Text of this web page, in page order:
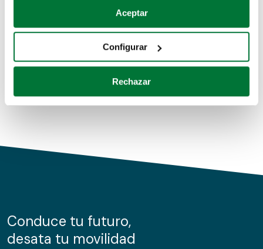
Si lo permite, también quisiéramos:
Recopilar información sobre su ubicación geográfica
Identificar su dispositivo analizándolo activamente
para buscar características específicas (huellas
Obtenga más información sobre cómo se procesan sus
de cookies.
información sobre el uso que haga del sitio web con
nuestros partners de redes sociales, publicidad y análisis
Aceptar
Configurar
Rechazar
Coches de km0
Conduce tu futuro,
desata tu movilidad